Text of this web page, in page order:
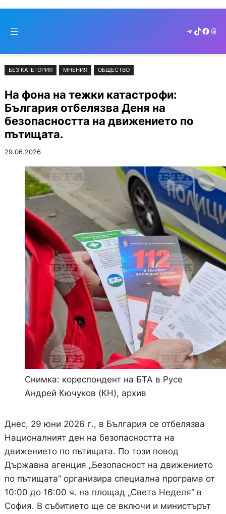
съдържанието
to
Telegram
TikTok
БЕЗ КАТЕГОРИЯ МНЕНИЯ ОБЩЕСТВО
На фона на тежки катастрофи:
България отбелязва Деня на
безопасността на движението по
пътищата.
29.06.2026
Снимка: кореспондент на БТА в Русе
Андрей Кючуков (КН), архив
Днес, 29 юни 2026 г., в България се отбелязва
Националният ден на безопасността на
движението по пътищата. По този повод
Държавна агенция „Безопасност на движението
по пътищата“ организира специална програма от
10:00 до 16:00 ч. на площад „Света Неделя“ в
София. В събитието ще се включи и министърът